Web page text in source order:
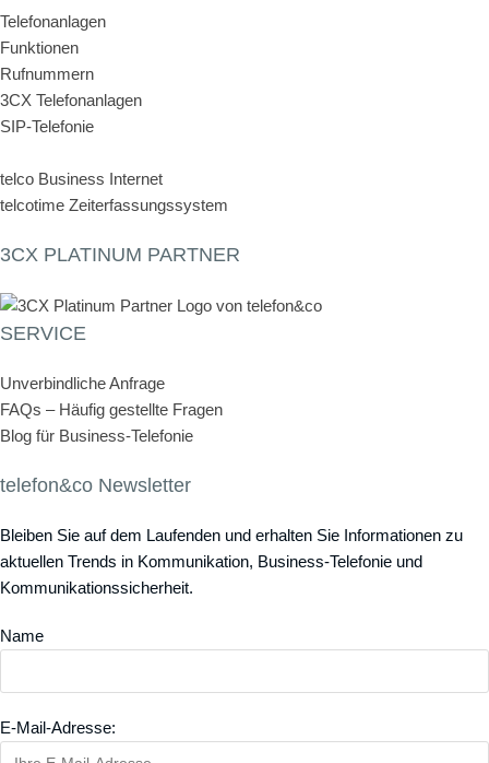
Telefonanlagen
Funktionen
Rufnummern
3CX Telefonanlagen
SIP-Telefonie
telco Business Internet
telcotime Zeiterfassungssystem
3CX PLATINUM PARTNER
SERVICE
Unverbindliche Anfrage
FAQs – Häufig gestellte Fragen
Blog für Business-Telefonie
telefon&co Newsletter
Bleiben Sie auf dem Laufenden und erhalten Sie Informationen zu
aktuellen Trends in Kommunikation, Business-Telefonie und
Kommunikationssicherheit.
Name
E-Mail-Adresse: